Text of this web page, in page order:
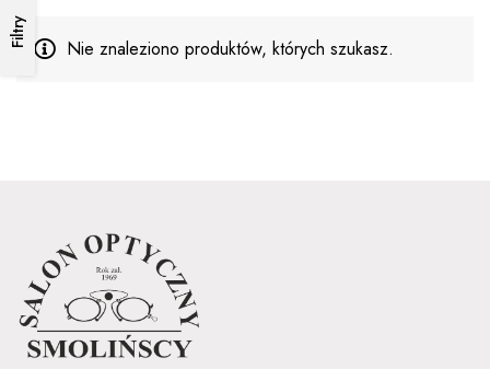
Filtry
Nie znaleziono produktów, których szukasz.